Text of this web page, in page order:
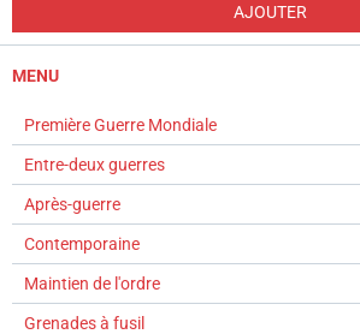
AJOUTER
MENU
Première Guerre Mondiale
Entre-deux guerres
Après-guerre
Contemporaine
Maintien de l'ordre
Grenades à fusil